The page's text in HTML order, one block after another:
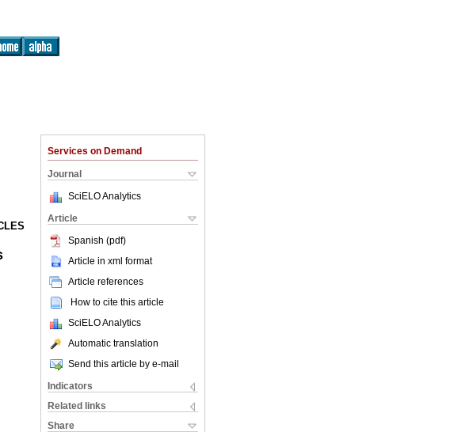
Services on Demand
Journal
SciELO Analytics
Article
Spanish (pdf)
Article in xml format
Article references
How to cite this article
SciELO Analytics
Automatic translation
Send this article by e-mail
Indicators
Related links
Share